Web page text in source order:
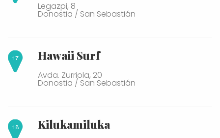
Legazpi, 8
Donostia / San Sebastián
Hawaii Surf
Avda. Zurriola, 20
Donostia / San Sebastián
Kilukamiluka